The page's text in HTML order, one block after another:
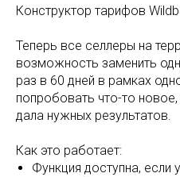
Конструктор тарифов
Теперь все селлеры на
возможность заменить
раз в 60 дней в рамках
попробовать что-то
дала нужных результатов.
Как это работает:
Функция доступна, если